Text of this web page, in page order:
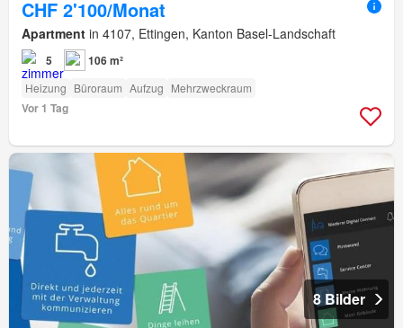
CHF 2'100/Monat
Apartment in 4107, Ettingen, Kanton Basel-Landschaft
5 106 m²
Heizung Büroraum Aufzug Mehrzweckraum
Vor 1 Tag
8 Bilder